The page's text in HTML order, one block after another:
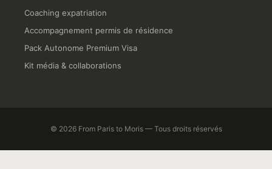
Coaching expatriation
Accompagnement permis de résidence
Pack Autonome Premium Visa
Kit média & collaborations
© 2026 From Paris to Moris — Tous droits réservés